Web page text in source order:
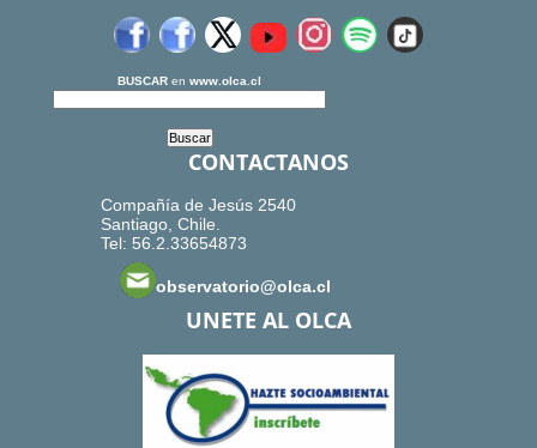
BUSCAR en www.olca.cl
CONTACTANOS
Compañía de Jesús 2540
Santiago, Chile.
Tel: 56.2.33654873
observatorio@olca.cl
UNETE AL OLCA